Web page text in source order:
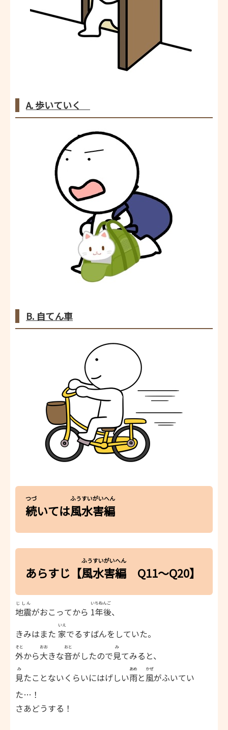
A. 歩いていく
B. 自てん車
続
つづ
いては風水害編
ふうすいがいへん
あらすじ【風水害編
ふうすいがいへん
Q11～Q20】
地震
じしん
がおこってから 1年後
いちねんご
、
きみはまた 家
いえ
でるすばんをしていた。
外
そと
から大
おお
きな音
おと
がしたので見
み
てみると、
見
み
たことないくらいにはげしい雨
あめ
と風
かぜ
がふいてい
た…！
さあどうする！